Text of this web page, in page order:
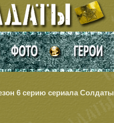
6 серию сериала Солдаты